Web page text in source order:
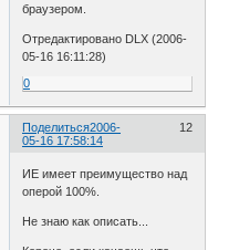
браузером.
Отредактировано DLX (2006-
05-16 16:11:28)
0
Поделиться 12
2006-
05-16 17:58:14
ИЕ имеет преимущество над
оперой 100%.
Не знаю как описать...